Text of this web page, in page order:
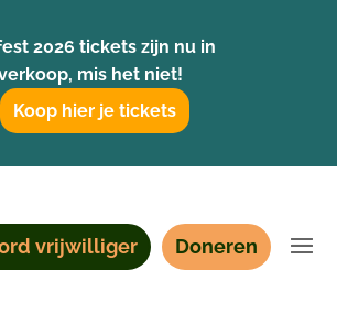
2026 tickets zijn nu in
mis het niet!
Koop hier je tickets
vrijwilliger Doneren